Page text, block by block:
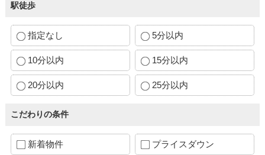
駅徒歩
指定なし 5分以内
10分以内 15分以内
20分以内 25分以内
こだわりの条件
新着物件 プライスダウン